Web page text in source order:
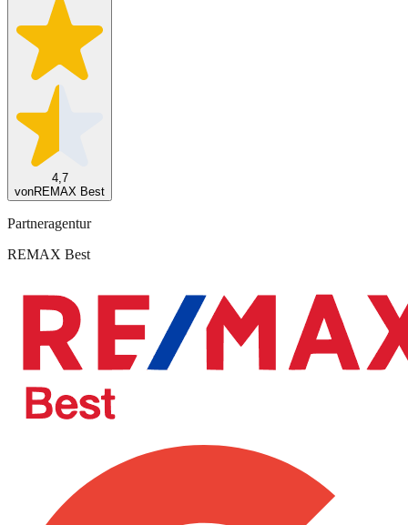
4,7
vonREMAX Best
Partneragentur
REMAX Best